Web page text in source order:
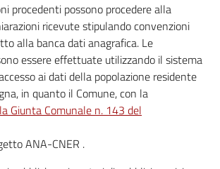
procedenti possono procedere alla
ricevute stipulando convenzioni
alla banca dati anagrafica. Le
essere effettuate utilizzando il sistema
ai dati della popolazione residente
in quanto il Comune, con la
Giunta Comunale n. 143 del
ANA-CNER .